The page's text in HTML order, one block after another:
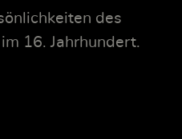
des
16. Jahrhundert.